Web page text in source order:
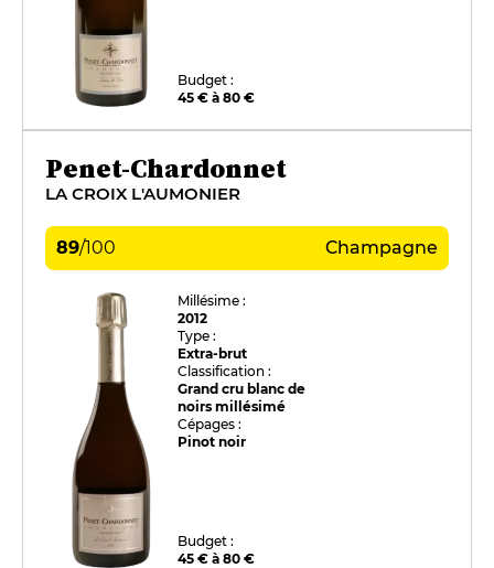
Budget :
45 € à 80 €
Penet-Chardonnet
LA CROIX L'AUMONIER
89/100 Champagne
Millésime :
2012
Type :
Extra-brut
Classification :
Grand cru blanc de
noirs millésimé
Cépages :
Pinot noir
Budget :
45 € à 80 €